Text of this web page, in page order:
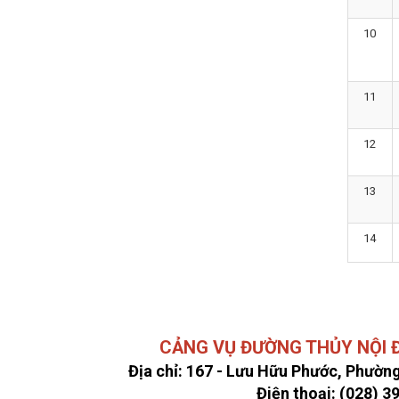
10
11
12
13
14
CẢNG VỤ ĐƯỜNG THỦY NỘI
Địa chỉ: 167 - Lưu Hữu Phước,
Điện thoại: (028)